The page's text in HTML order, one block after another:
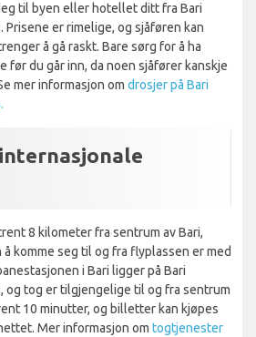
til byen eller hotellet ditt fra Bari
er rimelige, og sjåføren kan
å gå raskt. Bare sørg for å ha
før du går inn, da noen sjåfører kanskje
mer informasjon om drosjer på Bari
8 kilometer fra sentrum av Bari,
komme seg til og fra flyplassen er med
i Bari ligger på Bari
og tog er tilgjengelige til og fra sentrum
10 minutter, og billetter kan kjøpes
Mer informasjon om togtjenester